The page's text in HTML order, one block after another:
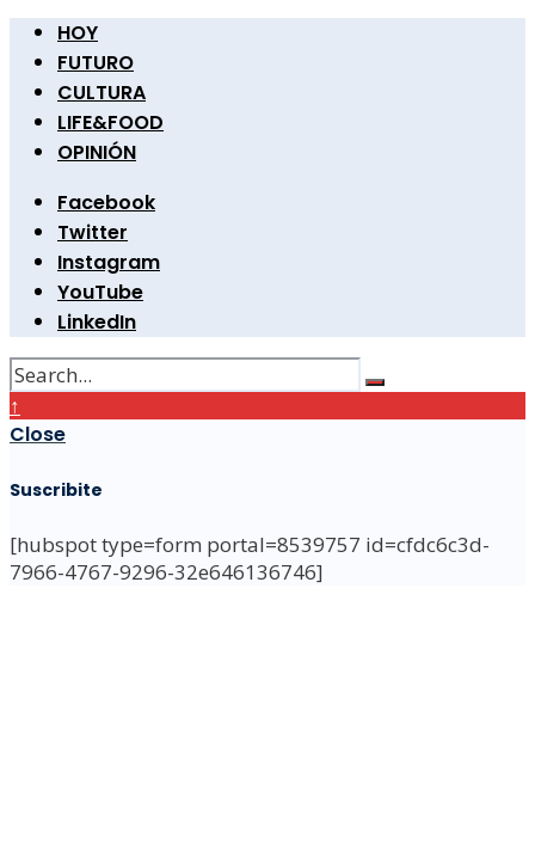
HOY
FUTURO
CULTURA
LIFE&FOOD
OPINIÓN
Facebook
Twitter
Instagram
YouTube
LinkedIn
↑
Close
Suscribite
[hubspot type=form portal=8539757 id=cfdc6c3d-
7966-4767-9296-32e646136746]